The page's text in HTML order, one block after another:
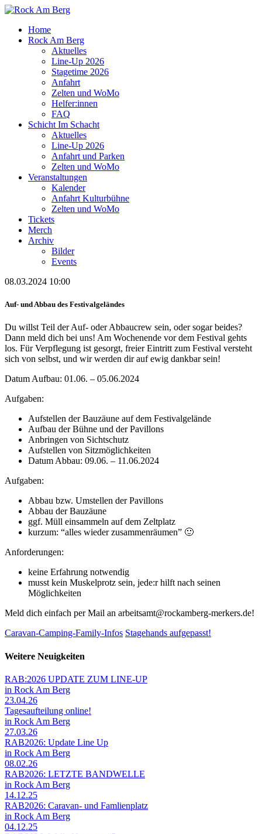
Home
Rock Am Berg
Aktuelles
Line-Up 2026
Stagetime 2026
Anfahrt
Zelten und WoMo
Helfer:innen
FAQ
Schicht Im Schacht
Aktuelles
Line-Up 2026
Anfahrt und Parken
Zelten und WoMo
Veranstaltungen
Kalender
Anfahrt Kulturbühne
Zelten und WoMo
Tickets
Merch
Archiv
Bilder
Events
08.03.2024 10:00
Auf- und Abbau des Festivalgeländes
Du willst Teil der Auf- oder Abbaucrew sein, oder sogar beides?
Dann meld dich bei uns! Am Wochenende vor dem Festival gehts
los. Für Verpflegung ist gesorgt, freier Eintritt zum Festival versteht
sich von selbst, und wir werden dir auf ewig dankbar sein!
Datum Aufbau: 01.06. – 05.06.2024
Aufgaben:
Aufstellen der Bauzäune auf dem Festivalgelände
Aufbau der Bühne und der Pavillons
Anbringen von Sichtschutz
Aufstellen von Sitzmöglichkeiten
Datum Abbau: 09.06. – 11.06.2024
Aufgaben:
Abbau bzw. Umstellen der Pavillons
Abbau der Bauzäune
ggf. Müll einsammeln auf dem Zeltplatz
kurzum: “alles wieder zusammenräumen” 🙂
Anforderungen:
keine Erfahrung notwendig
musst kein Muskelprotz sein, jede:r hilft nach seinen
Möglichkeiten
Meld dich einfach per Mail an arbeitsamt@rockamberg-merkers.de!
Caravan-Camping-Family-Infos Stagehands aufgepasst!
Weitere Neuigkeiten
RAB:2026 UPDATE ZUM LINE-UP
in Rock Am Berg
23.04.26
Tagesaufteilung online!
in Rock Am Berg
27.03.26
RAB2026: Update Line Up
in Rock Am Berg
08.02.26
RAB2026: LETZTE BANDWELLE
in Rock Am Berg
14.12.25
RAB2026: Caravan- und Famlienplatz
in Rock Am Berg
04.12.25